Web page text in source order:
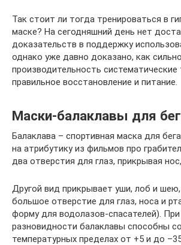
Так стоит ли тогда тренироваться в
маске? На сегодняшний день нет
доказательств в поддержку
однако уже давно доказано, как
производительность систематические
правильное восстановление и питание.
Маски-балаклавы для
Балаклава – спортивная маска для
на атрибутику из фильмов про
два отверстия для глаз, прикрывая
Другой вид прикрывает уши, лоб и
большое отверстие для глаз, носа и
форму для водолазов-спасателей).
разновидности балаклавы способны
температурных пределах от +5 и до